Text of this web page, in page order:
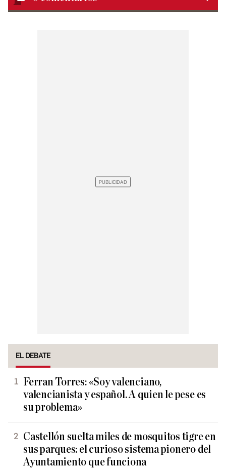
EL DEBATE
Ferran Torres: «Soy valenciano,
valencianista y español. A quien le pese es
su problema»
Castellón suelta miles de mosquitos tigre en
sus parques: el curioso sistema pionero del
Ayuntamiento que funciona